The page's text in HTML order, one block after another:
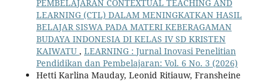
PEMBELAJARAN CONTEXTUAL TEACHING AND
LEARNING (CTL) DALAM MENINGKATKAN HASIL
BELAJAR SISWA PADA MATERI KEBERAGAMAN
BUDAYA INDONESIA DI KELAS IV SD KRISTEN
KAIWATU , LEARNING : Jurnal Inovasi Penelitian
Pendidikan dan Pembelajaran: Vol. 6 No. 3 (2026)
Hetti Karlina Mauday, Leonid Ritiauw, Fransheine